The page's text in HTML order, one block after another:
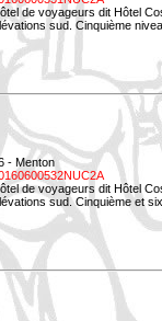
de voyageurs dit Hôtel
sud. Cinquième
- Menton
de voyageurs dit Hôtel
sud. Cinquième et